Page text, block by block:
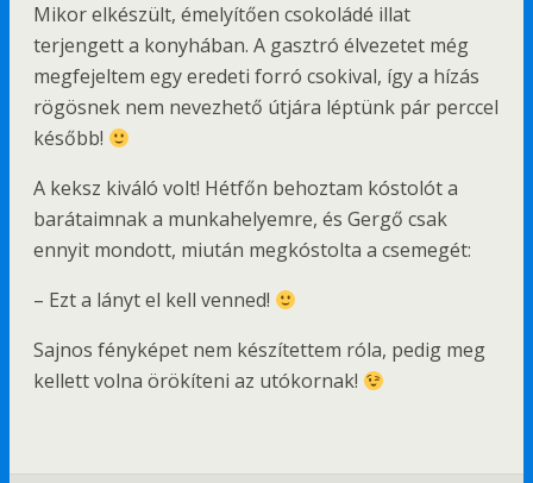
Mikor elkészült, émelyítően csokoládé illat
terjengett a konyhában. A gasztró élvezetet még
megfejeltem egy eredeti forró csokival, így a hízás
rögösnek nem nevezhető útjára léptünk pár perccel
később!
A keksz kiváló volt! Hétfőn behoztam kóstolót a
barátaimnak a munkahelyemre, és Gergő csak
ennyit mondott, miután megkóstolta a csemegét:
– Ezt a lányt el kell venned!
Sajnos fényképet nem készítettem róla, pedig meg
kellett volna örökíteni az utókornak!